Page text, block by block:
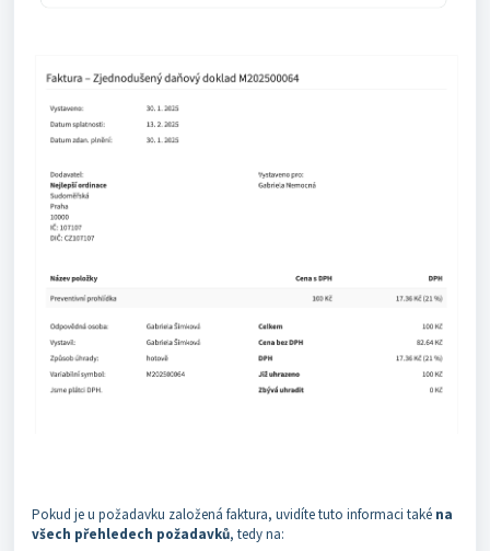
Pokud je u požadavku založená faktura, uvidíte tuto informaci také na
všech přehledech požadavků, tedy na: